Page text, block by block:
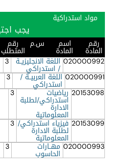
مواد استدراكية
يجب اجتياز 15
رقم
المادة
اسم
المادة
س.م رقم
المتطلب
020000992 اللغة الانجليزيــة
/ استدراكي
3
020000991 اللغة العربيــة /
استدراكي
3
20153098 رياضيات
استدراكي/لطلبة
الادارة
المعلوماتية
3
20153099 فيزياء استدراكي/
لطلبة الادارة
المعلوماتية
3
020000993 مهــارات
الحاسوب
3